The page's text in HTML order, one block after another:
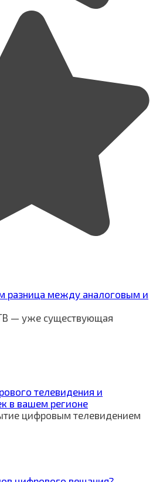
разница между аналоговым и
— уже существующая
телевидения и
в вашем регионе
цифровым телевидением